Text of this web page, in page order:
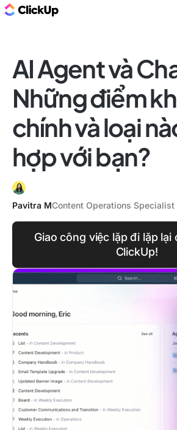
AI Agent và
Những điểm
chính và loại
hợp với bạn?
Pavitra MContent Operations Specialist
Giao công việc lặp đi lặp lại
ClickUp!